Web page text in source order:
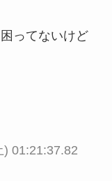
ってないけど
) 01:21:37.82